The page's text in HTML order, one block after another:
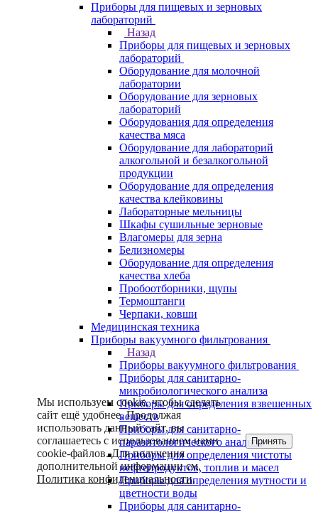
Приборы для пищевых и зерновых
лабораторий
Назад
Приборы для пищевых и зерновых
лабораторий
Оборудование для молочной
лаборатории
Оборудование для зерновых
лабораторий
Оборудования для определения
качества мяса
Оборудование для лабораторий
алкогольной и безалкогольной
продукции
Оборудование для определения
качества клейковины
Лабораторные мельницы
Шкафы сушильные зерновые
Влагомеры для зерна
Белизномеры
Оборудование для определения
качества хлеба
Пробоотборники, щупы
Термоштанги
Черпаки, ковши
Медицинская техника
Приборы вакуумного фильтрования
Назад
Приборы вакуумного фильтрования
Приборы для санитарно-
микробиологического анализа
Приборы для определения взвешенных
веществ
Приборы для санитарно-
паразитологического анализа
Приборы для определения чистоты
нефтепродуктов, топлив и масел
Приборы для определения мутности и
цветности воды
Приборы для санитарно-
Мы используем cookie, чтобы сделать
сайт ещё удобнее. Продолжая
использовать данный сайт, вы
соглашаетесь с использованием нами
cookie-файлов. Для получения
дополнительной информации см.
Политика конфиденциальности.
Принять